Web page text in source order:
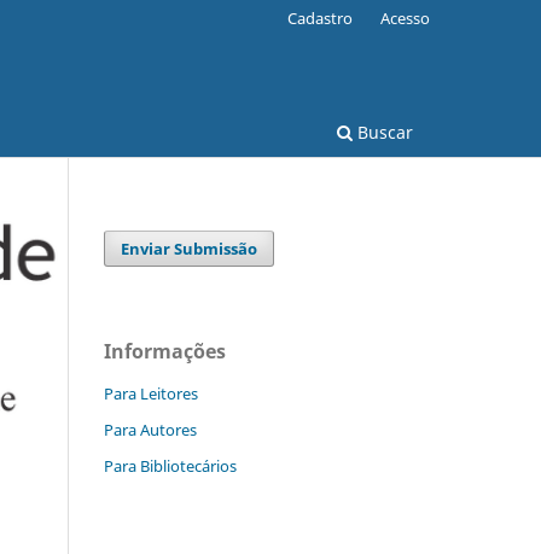
Buscar
Cadastro Acesso
Enviar Submissão
Informações
Para Leitores
Para Autores
Para Bibliotecários